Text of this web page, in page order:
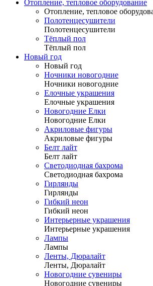
Отопление, тепловое оборудование
Отопление, тепловое
Полотенцесушители
Полотенцесушители
Тёплый пол
Тёплый пол
Новый год
Новый год
Ночники новогодние
Ночники новогодние
Елочные украшения
Елочные украшения
Новогодние Елки
Новогодние Елки
Акриловые фигуры
Акриловые фигуры
Белт лайт
Белт лайт
Светодиодная бахрома
Светодиодная бахрома
Гирлянды
Гирлянды
Гибкий неон
Гибкий неон
Интерьерные украшения
Интерьерные украшения
Лампы
Лампы
Ленты, Дюралайт
Ленты, Дюралайт
Новогодние сувениры
Новогодние сувениры